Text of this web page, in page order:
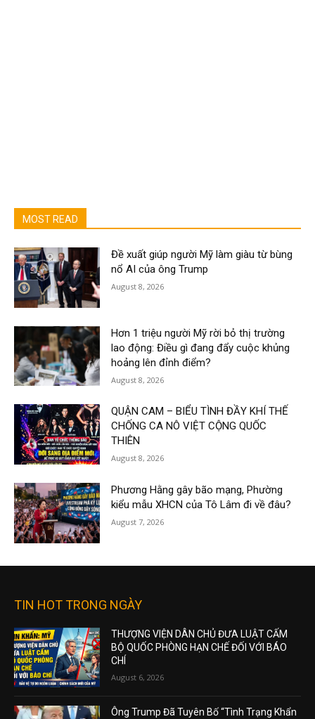
MOST READ
Đề xuất giúp người Mỹ làm giàu từ bùng
nổ AI của ông Trump
August 8, 2026
Hơn 1 triệu người Mỹ rời bỏ thị trường
lao động: Điều gì đang đẩy cuộc khủng
hoảng lên đỉnh điểm?
August 8, 2026
QUẬN CAM – BIỂU TÌNH ĐẦY KHÍ THẾ
CHỐNG CA NÔ VIỆT CỘNG QUỐC
THIÊN
August 8, 2026
Phương Hằng gây bão mạng, Phường
kiểu mẫu XHCN của Tô Lâm đi về đâu?
August 7, 2026
TIN HOT TRONG NGÀY
THƯỢNG VIỆN DÂN CHỦ ĐƯA LUẬT CẤM
BỘ QUỐC PHÒNG HẠN CHẾ ĐỐI VỚI BÁO
CHÍ
August 6, 2026
Ông Trump Đã Tuyên Bố “Tình Trạng Khẩn